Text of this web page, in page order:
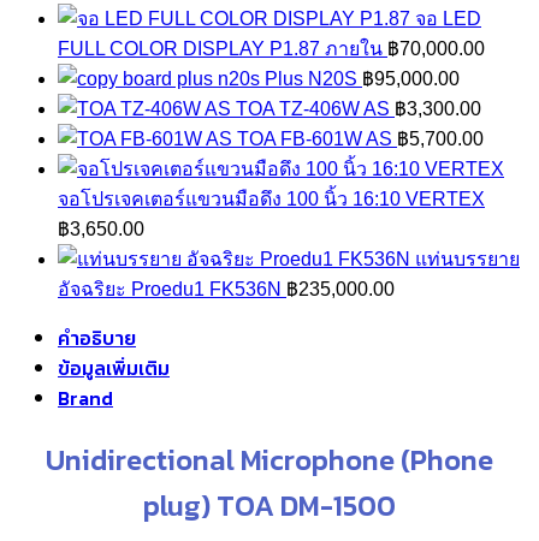
through
฿33,000.00
price
was:
฿27,900.00.
price
is:
฿22,900.00.
จอ LED
FULL COLOR DISPLAY P1.87 ภายใน ฿70,000.00
Plus N20S ฿95,000.00
TOA TZ-406W AS ฿3,300.00
TOA FB-601W AS ฿5,700.00
จอโปรเจคเตอร์แขวนมือดึง 100 นิ้ว 16:10 VERTEX
฿3,650.00
แท่นบรรยาย
อัจฉริยะ Proedu1 FK536N ฿235,000.00
คำอธิบาย
ข้อมูลเพิ่มเติม
Brand
Unidirectional Microphone (Phone
plug) TOA DM-1500